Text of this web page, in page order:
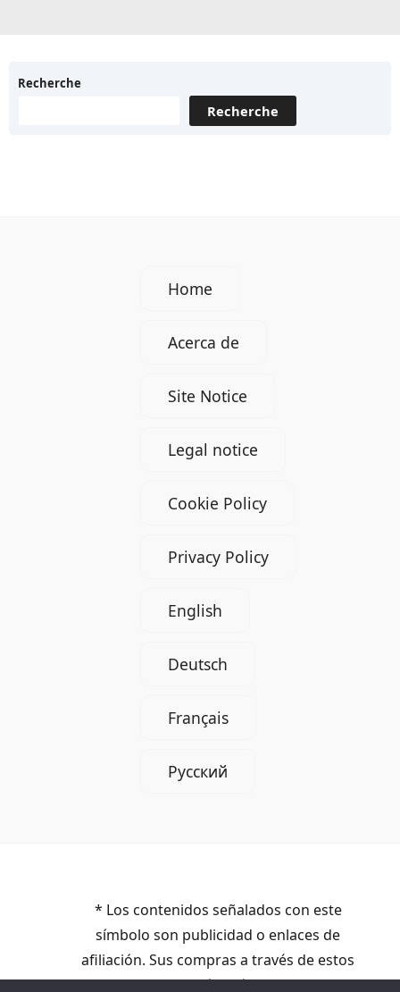
en
Recherche
Recherche
Home
Acerca de
Site Notice
Legal notice
Cookie Policy
Privacy Policy
English
Deutsch
Français
Русский
* Los contenidos señalados con este
símbolo son publicidad o enlaces de
afiliación. Sus compras a través de estos
enlaces no le costarán más. Percibimos una